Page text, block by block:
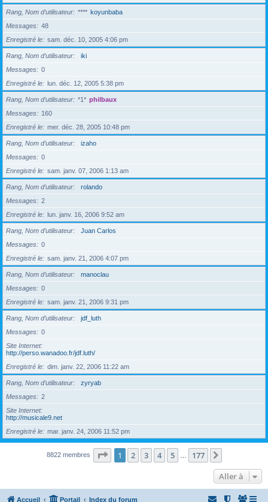
Rang, Nom d’utilisateur **** koyunbaba
Messages
48
Enregistré le
sam. déc. 10, 2005 4:06 pm
Rang, Nom d’utilisateur
iki
Messages
0
Enregistré le
lun. déc. 12, 2005 5:38 pm
Rang, Nom d’utilisateur *1* philbaux
Messages
160
Enregistré le
mer. déc. 28, 2005 10:48 pm
Rang, Nom d’utilisateur
izaho
Messages
0
Enregistré le
sam. janv. 07, 2006 1:13 am
Rang, Nom d’utilisateur
rolando
Messages
2
Enregistré le
lun. janv. 16, 2006 9:52 am
Rang, Nom d’utilisateur
Juan Carlos
Messages
0
Enregistré le
sam. janv. 21, 2006 4:07 pm
Rang, Nom d’utilisateur
manoclau
Messages
0
Enregistré le
sam. janv. 21, 2006 9:31 pm
Rang, Nom d’utilisateur
jdf_luth
Messages
0
Site Internet
http://perso.wanadoo.fr/jdf.luth/
Enregistré le
dim. janv. 22, 2006 11:22 am
Rang, Nom d’utilisateur
zyryab
Messages
2
Site Internet
http://musicale9.net
Enregistré le
mar. janv. 24, 2006 11:52 pm
8822 membres Page 1sur177
1 2 3 4 5 177
Aller à
Accueil Portail Index du forum